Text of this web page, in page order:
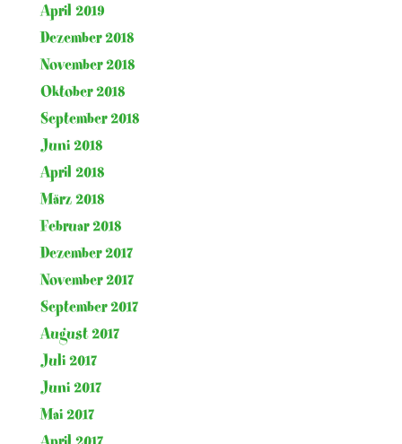
April 2019
Dezember 2018
November 2018
Oktober 2018
September 2018
Juni 2018
April 2018
März 2018
Februar 2018
Dezember 2017
November 2017
September 2017
August 2017
Juli 2017
Juni 2017
Mai 2017